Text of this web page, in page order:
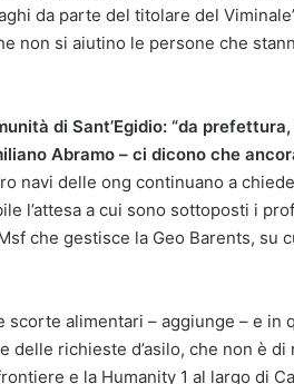
da parte del titolare del
non si aiutino le persone che
di Sant’Egidio: “da
Abramo – ci dicono che
navi delle ong continuano a
l’attesa a cui sono sottoposti i
che gestisce la Geo Barents, su
scorte alimentari – aggiunge – e in
delle richieste d’asilo, che non è di
e la Humanity 1 al largo di